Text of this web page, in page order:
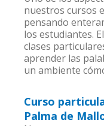
nuestros cursos
pensando
los estudiantes.
clases
aprender las
un ambiente
Curso
Palma de